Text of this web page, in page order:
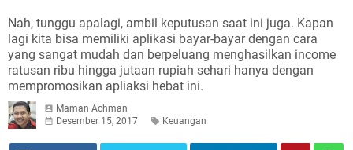
Nah, tunggu apalagi, ambil keputusan saat ini juga. Kapan
lagi kita bisa memiliki aplikasi bayar-bayar dengan cara
yang sangat mudah dan berpeluang menghasilkan income
ratusan ribu hingga jutaan rupiah sehari hanya dengan
mempromosikan apliaksi hebat ini.
Maman Achman
Desember 15, 2017
Keuangan